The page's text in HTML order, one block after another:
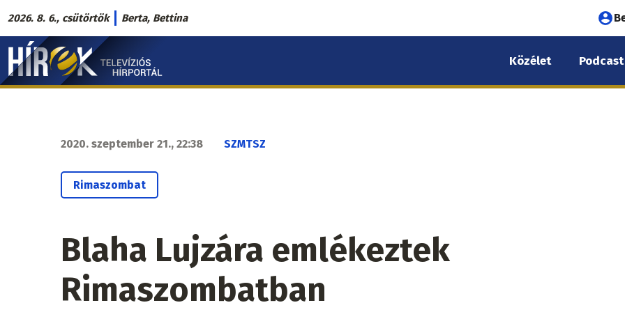
Ugrás
a
tartalomra
2026. 8. 6., csütörtök Berta, Bettina
fiók
Hírek.sk
fő
Közélet Podcast
2020. szeptember 21., 22:38 SZMTSZ
Rimaszombat
Blaha Lujzára emlékeztek
Rimaszombatban